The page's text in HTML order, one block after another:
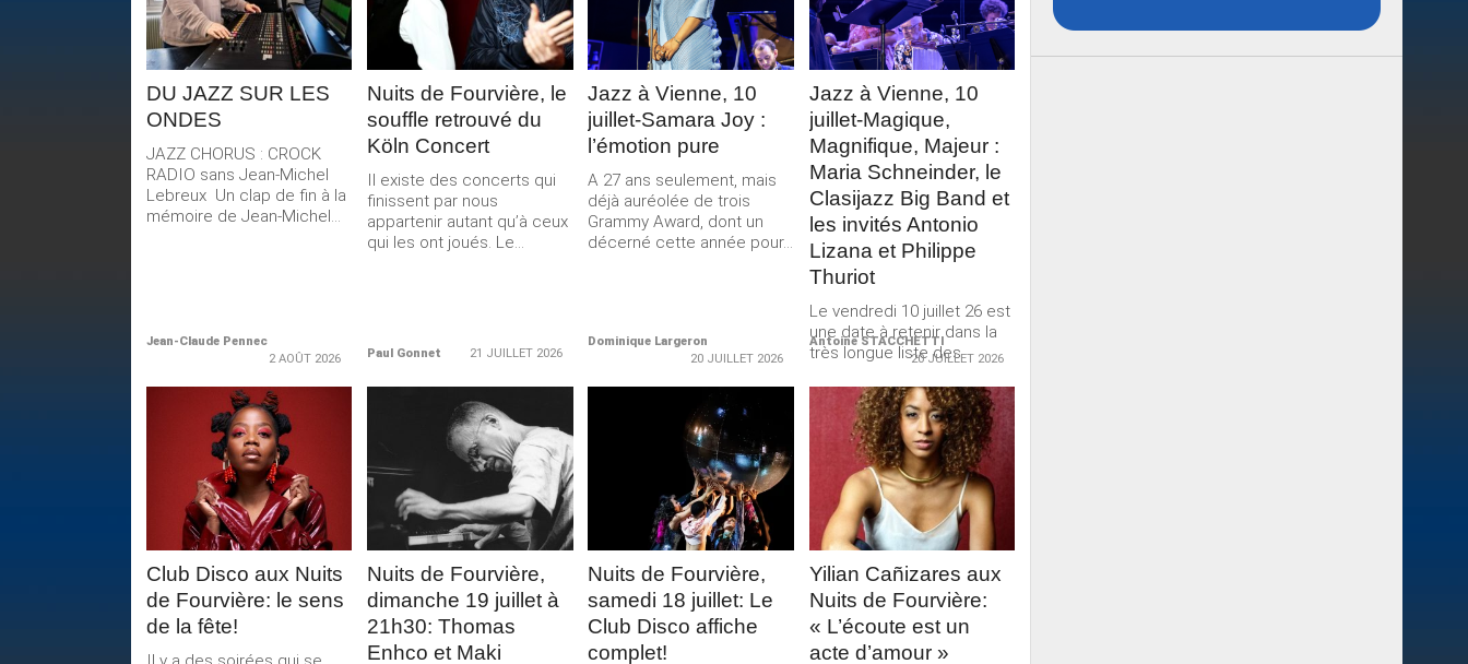
DU JAZZ SUR LES
ONDES
JAZZ CHORUS : CROCK
RADIO sans Jean-Michel
Lebreux Un clap de fin à la
mémoire de Jean-Michel...
Jean-Claude Pennec
2 AOÛT 2026
Nuits de Fourvière, le
souffle retrouvé du
Köln Concert
Il existe des concerts qui
finissent par nous
appartenir autant qu’à ceux
qui les ont joués. Le...
Paul Gonnet 21 JUILLET 2026
Jazz à Vienne, 10
juillet-Samara Joy :
l’émotion pure
A 27 ans seulement, mais
déjà auréolée de trois
Grammy Award, dont un
décerné cette année pour...
Dominique Largeron
20 JUILLET 2026
Jazz à Vienne, 10
juillet-Magique,
Magnifique, Majeur :
Maria Schneinder, le
Clasijazz Big Band et
les invités Antonio
Lizana et Philippe
Thuriot
Le vendredi 10 juillet 26 est
une date à retenir dans la
très longue liste des
Antoine STACCHETTI
20 JUILLET 2026
LIRE LA
SUITE
Club Disco aux Nuits
de Fourvière: le sens
de la fête!
LIRE LA
SUITE
Nuits de Fourvière,
dimanche 19 juillet à
21h30: Thomas
Enhco et Maki
LIRE LA
SUITE
Nuits de Fourvière,
samedi 18 juillet: Le
Club Disco affiche
complet!
LIRE LA
SUITE
Yilian Cañizares aux
Nuits de Fourvière:
« L’écoute est un
acte d’amour »